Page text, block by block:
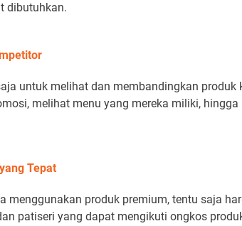
dibutuhkan.
untuk melihat dan membandingkan produk
melihat menu yang mereka miliki, hingga
Tepat
menggunakan produk premium, tentu saja
patiseri yang dapat mengikuti ongkos